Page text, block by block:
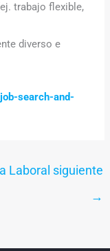
trabajo flexible,
diverso e
search-and-
Laboral siguiente
→